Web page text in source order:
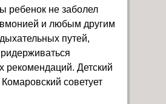
ребенок не заболел
и любым другим
путей,
рекомендаций. Детский
советует